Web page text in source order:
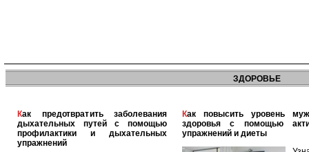
ЗДОРОВЬЕ
Как предотвратить заболевания
дыхательных путей с помощью
профилактики и дыхательных
упражнений
Как повысить уровень мужского
здоровья с помощью
упражнений и диеты